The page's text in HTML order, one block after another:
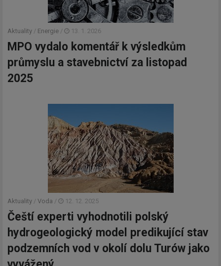
Aktuality / Energie / 13. 1. 2026
MPO vydalo komentář k výsledkům
průmyslu a stavebnictví za listopad
2025
Aktuality / Voda / 12. 12. 2025
Čeští experti vyhodnotili polský
hydrogeologický model predikující stav
podzemních vod v okolí dolu Turów jako